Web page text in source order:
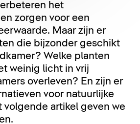
het
zorgen voor een
Maar zijn er
die bijzonder geschikt
Welke planten
weinig licht in vrij
overleven? En zijn er
voor natuurlijke
volgende artikel geven we